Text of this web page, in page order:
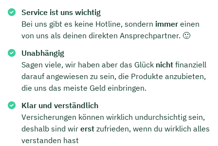
Service ist uns wichtig
Bei uns gibt es keine Hotline, sondern immer einen
von uns als deinen direkten Ansprechpartner. 🙂
Unabhängig
Sagen viele, wir haben aber das Glück nicht finanziell
darauf angewiesen zu sein, die Produkte anzubieten,
die uns das meiste Geld einbringen.
Klar und verständlich
Versicherungen können wirklich undurchsichtig sein,
deshalb sind wir erst zufrieden, wenn du wirklich alles
verstanden hast